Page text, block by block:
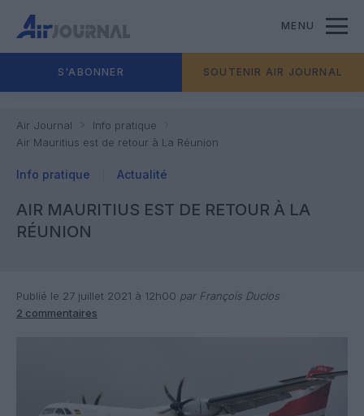
MENU
S'ABONNER SOUTENIR AIR JOURNAL
Air Journal
Info pratique
Air Mauritius est de retour à La Réunion
Info pratique Actualité
AIR MAURITIUS EST DE RETOUR À LA
RÉUNION
Publié le 27 juillet 2021 à 12h00 par François Duclos
2 commentaires